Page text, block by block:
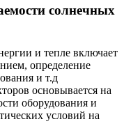
солнечных
и тепле включает
определение
и т.д
основывается на
оборудования и
условий на